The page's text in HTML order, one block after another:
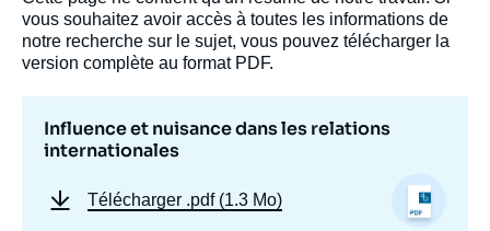
vous souhaitez avoir accès à toutes les informations de
notre recherche sur le sujet, vous pouvez télécharger la
version complète au format PDF.
Influence et nuisance dans les relations
internationales
Télécharger .pdf (1.3 Mo)